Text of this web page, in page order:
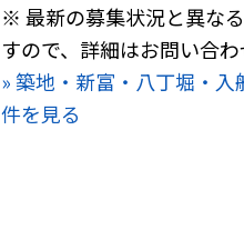
※ 最新の募集状況と異な
すので、詳細はお問い合わ
» 築地・新富・八丁堀・入
件を見る